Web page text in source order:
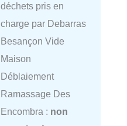
déchets pris en
charge par Debarras
Besançon Vide
Maison
Déblaiement
Ramassage Des
Encombra : non